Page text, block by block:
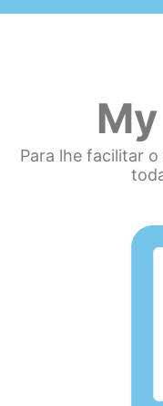
Para lhe facilitar